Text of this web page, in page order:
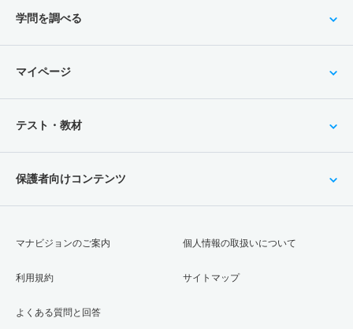
学問を調べる
マイページ
テスト・教材
保護者向けコンテンツ
マナビジョンのご案内
利用規約
よくある質問と回答
個人情報の取扱いについて
サイトマップ